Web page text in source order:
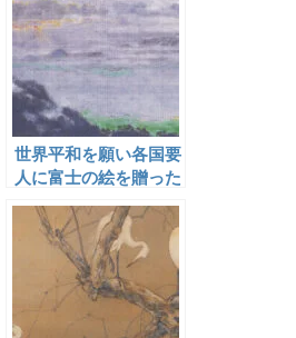
世界平和を願い各国要
人に富士の絵を贈った
山元桜月